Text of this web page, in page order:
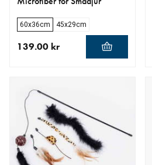
60x36cm 45x29cm
139.00 kr